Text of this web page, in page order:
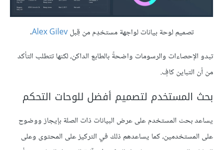
تصميم لوحة بيانات لواجهة مستخدِم من قِبلAlex Gilev
.
تبدو الإحصاءات والرسومات واضحةً بالطابع الداكن، لكنها تتطلب التأكد
من أن التباين كافٍ.
بحث المستخدم لتصميم أفضل للوحات التحكم
يساعد بحث المستخدم على عرض البيانات ذات الصلة بإيجاز ووضوح
على المستخدمين، كما يساعدهم ذلك في التركيز على المحتوى وعلى